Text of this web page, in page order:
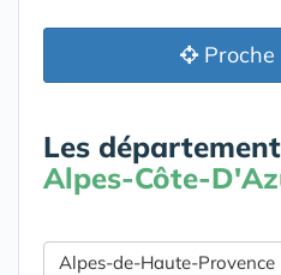
Proche
Les
Alpes-Côte-
Alpes-de-Haute-Provence